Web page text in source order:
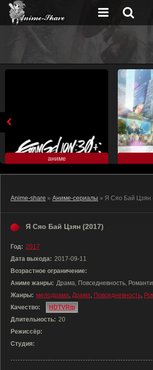
аниме
Anime-share » Аниме-сериалы » Я Сяо Бай
Я Сяо Бай Цзян (2017)
Год: 2017
Дата выхода: 2017-09-11
Возрастное ограничение:
Аниме жанры: Драма, Повседневность,
Жанры: мелодрама, Драма, Повседневность,
Качество:
HDTVRip
Длительность: 20
Режиссёр:
Студия: